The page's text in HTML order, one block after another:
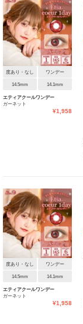
度あり・なし ワンデー
14.5mm 14.1mm
エティアクールワンデー
ガーネット
¥1,958
度あり・なし ワンデー
14.5mm 14.1mm
エティアクールワンデー
ガーネット
¥1,958